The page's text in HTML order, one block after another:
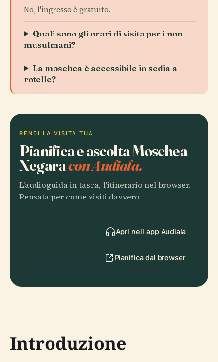
No, l'ingresso è gratuito.
Quali sono gli orari di visita per i non
musulmani?
La moschea è accessibile in sedia a
rotelle?
RENDI LA VISITA TUA
Pianifica e ascolta Moschea
Negaracon Audiala.
L'audioguida in tasca, l'itinerario nel browser.
Pensata per come visiti davvero.
Apri nell'app Audiala
Pianifica dal browser
Introduzione